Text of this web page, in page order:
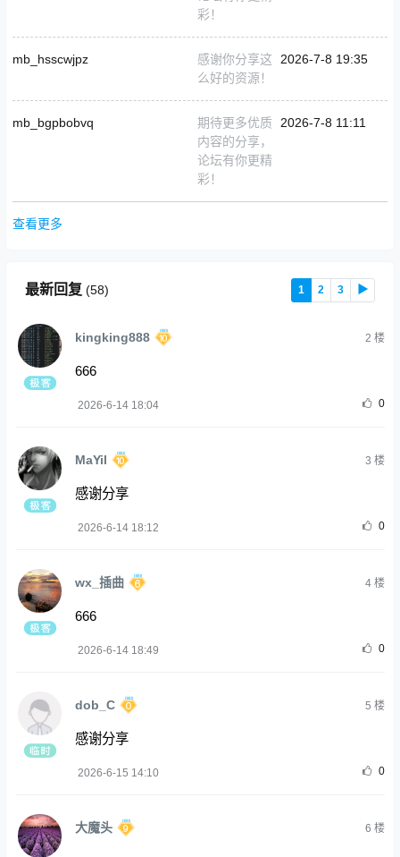
彩！
mb_hsscwjpz
感谢你分享这
么好的资源！
2026-7-8 19:35
mb_bgpbobvq
期待更多优质
内容的分享，
论坛有你更精
彩！
2026-7-8 11:11
查看更多
最新回复 (58) 1 2 3 ▶
kingking888 2 楼
666
2026-6-14 18:04 0
MaYil 3 楼
感谢分享
2026-6-14 18:12 0
wx_插曲 4楼
666
2026-6-14 18:49 0
dob_C 5 楼
感谢分享
2026-6-15 14:10 0
大魔头 6 楼